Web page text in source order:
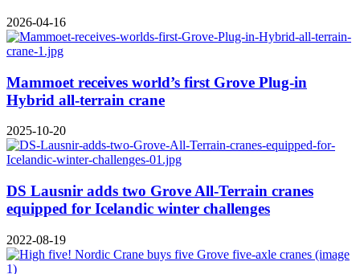
2026-04-16
Mammoet receives world’s first Grove Plug-in
Hybrid all-terrain crane
2025-10-20
DS Lausnir adds two Grove All-Terrain cranes
equipped for Icelandic winter challenges
2022-08-19